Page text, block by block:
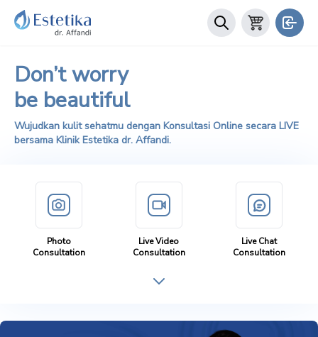
Don’t worry
be beautiful
Wujudkan kulit sehatmu dengan Konsultasi Online secara LIVE
bersama Klinik Estetika dr. Affandi.
Photo
Consultation
Live Video
Consultation
Live Chat
Consultation